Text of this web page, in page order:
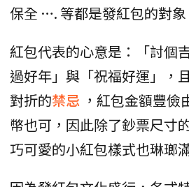
保全 …. 等都是發紅包的對象
紅包代表的心意是：「討個
過好年」與「祝福好運」，
對折的禁忌 ，紅包金額豐
幣也可，因此除了鈔票尺寸
巧可愛的小紅包樣式也琳瑯